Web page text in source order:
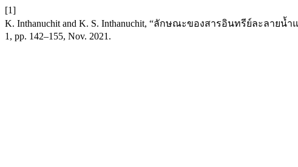
[1]
K. Inthanuchit and K. S. Inthanuchit, “ลักษณะของสารอินทรีย์ละลา
1, pp. 142–155, Nov. 2021.